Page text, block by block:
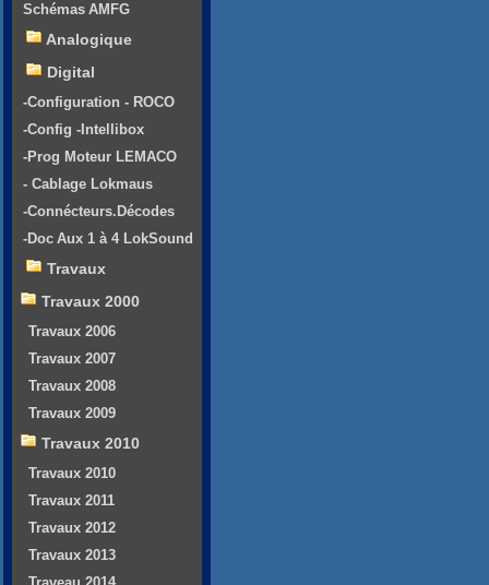
Schémas AMFG
Analogique
Digital
-Configuration - ROCO
-Config -Intellibox
-Prog Moteur LEMACO
- Cablage Lokmaus
-Connécteurs.Décodes
-Doc Aux 1 à 4 LokSound
Travaux
Travaux 2000
Travaux 2006
Travaux 2007
Travaux 2008
Travaux 2009
Travaux 2010
Travaux 2010
Travaux 2011
Travaux 2012
Travaux 2013